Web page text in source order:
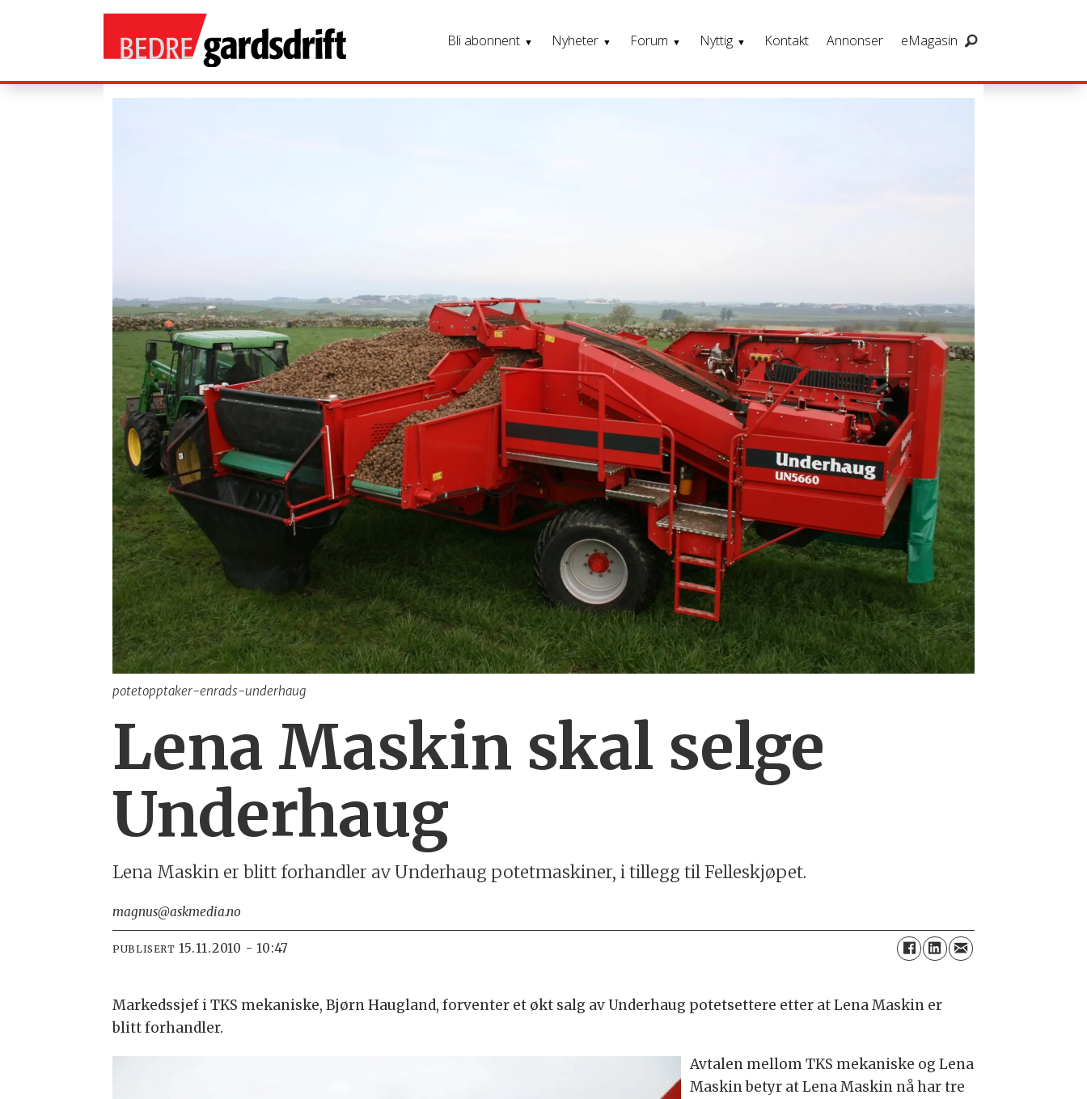
Bli abonnent Nyheter Forum Nyttig Kontakt Annonser eMagasin
potetopptaker-enrads-underhaug
Lena Maskin skal selge
Underhaug
Lena Maskin er blitt forhandler av Underhaug potetmaskiner, i tillegg til Felleskjøpet.
magnus@askmedia.no
PUBLISERT 15.11.2010 - 10:47
Markedssjef i TKS mekaniske, Bjørn Haugland, forventer et økt salg av Underhaug potetsettere etter at Lena Maskin er
blitt forhandler.
Avtalen mellom TKS mekaniske og Lena
Maskin betyr at Lena Maskin nå har tre